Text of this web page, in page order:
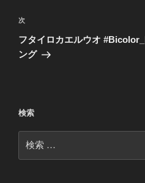
ビ
ゲ
ー
ン
投
稿
次
の
投
次
フタイロカエルウオ
ング
検索
索: